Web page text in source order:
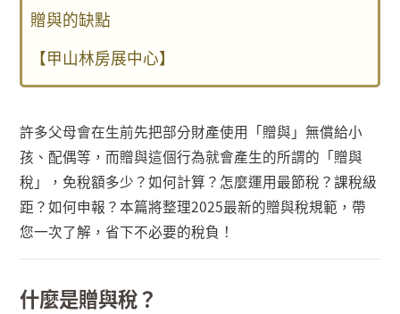
贈與的缺點
【甲山林房展中心】
許多父母會在生前先把部分財產使用「贈與」無償給小
孩、配偶等，而贈與這個行為就會產生的所謂的「贈與
稅」，免稅額多少？如何計算？怎麼運用最節稅？課稅級
距？如何申報？本篇將整理2025最新的贈與稅規範，帶
您一次了解，省下不必要的稅負！
什麼是贈與稅？